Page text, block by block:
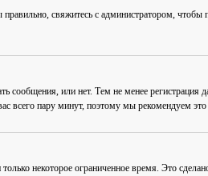
свяжитесь с администратором,
сообщения, или нет. Тем не менее регистрация
всего пару минут, поэтому мы рекомендуем это
некоторое ограниченное время. Это